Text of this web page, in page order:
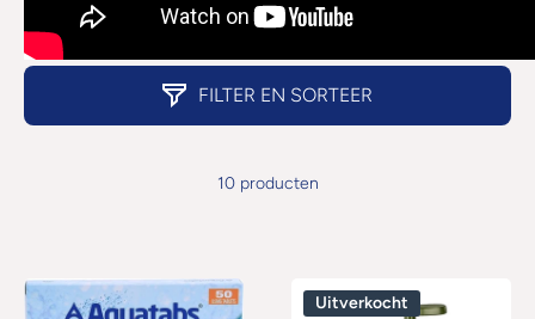
FILTER EN SORTEER
10 producten
Uitverkocht